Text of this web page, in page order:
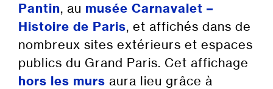
Pantin, au musée Carnavalet –
Histoire de Paris, et affichés dans de
nombreux sites extérieurs et espaces
publics du Grand Paris. Cet affichage
hors les murs aura lieu grâce à